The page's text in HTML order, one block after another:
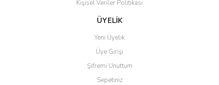
Kişisel Veriler Politikası
ÜYELİK
Yeni Üyelik
Üye Girişi
Şifremi Unuttum
Sepetiniz